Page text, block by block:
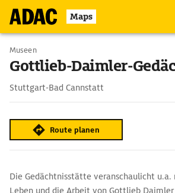
Maps
Museen
Gottlieb-Daimler-
Stuttgart-Bad Cannstatt
Route planen
Die Gedächtnisstätte veranschaulicht
Leben und die Arbeit von Gottlieb Daimler